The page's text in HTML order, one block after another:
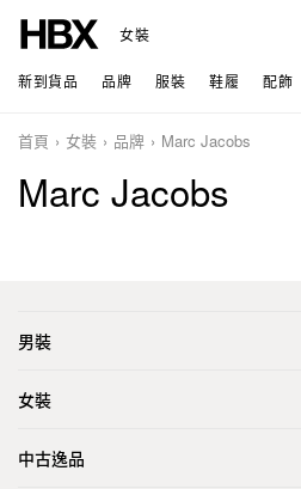
女裝
新到貨品 品牌 服裝 鞋履 配飾
首頁 女裝 品牌 Marc Jacobs
Marc Jacobs
男裝
女裝
中古逸品